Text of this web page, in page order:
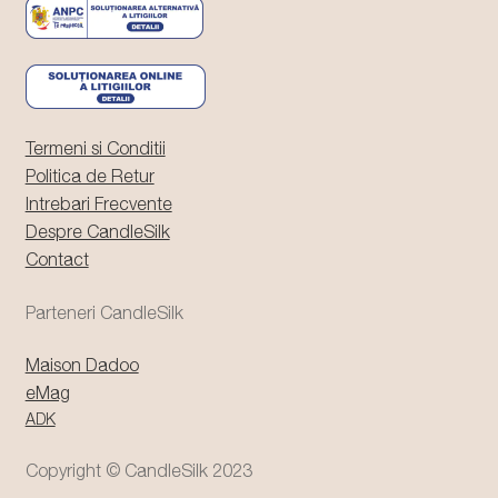
Termeni si Conditii
Politica de Retur
Intrebari Frecvente
Despre CandleSilk
Contact
Parteneri CandleSilk
Maison Dadoo
eMag
ADK
Copyright © CandleSilk 2023